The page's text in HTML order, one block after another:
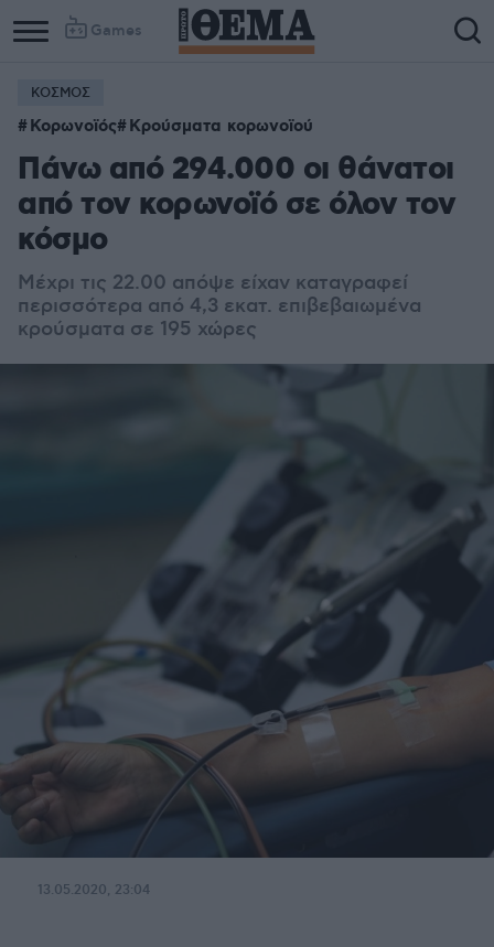
Games
ΚΟΣΜΟΣ
Κορωνοϊός Κρούσματα κορωνοϊού
Πάνω από 294.000 οι θάνατοι
από τον κορωνοϊό σε όλον τον
κόσμο
Μέχρι τις 22.00 απόψε είχαν καταγραφεί
περισσότερα από 4,3 εκατ. επιβεβαιωμένα
κρούσματα σε 195 χώρες
13.05.2020, 23:04